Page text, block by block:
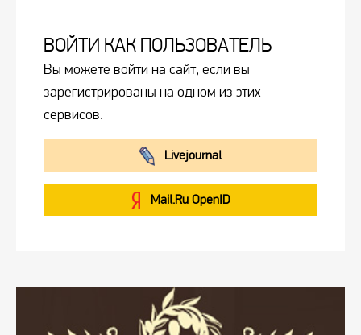
ВОЙТИ КАК ПОЛЬЗОВАТЕЛЬ
Вы можете войти на сайт, если вы
зарегистрированы на одном из этих
сервисов:
Livejournal
Mail.Ru OpenID